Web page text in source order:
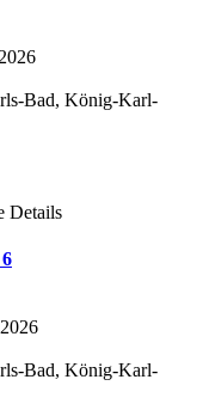
Bad, König-Karl-
Details
Bad, König-Karl-